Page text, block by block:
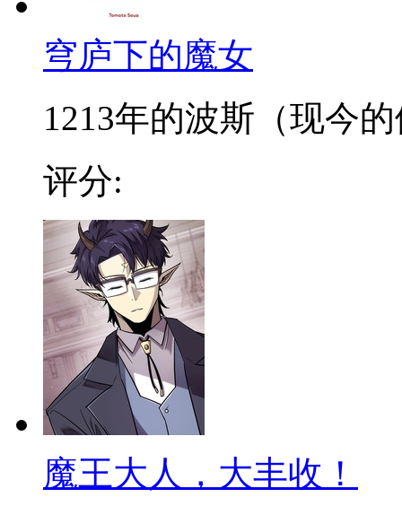
穹庐下的魔女
1213年的波斯（现今
评分:
魔王大人，大丰收！